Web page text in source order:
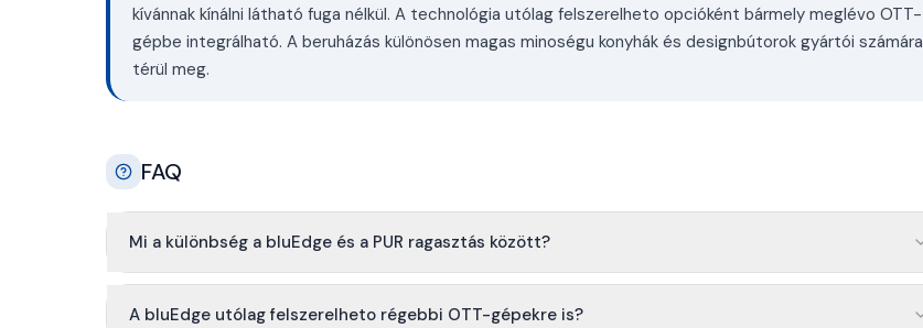
kívánnak kínálni látható fuga nélkül. A technológia utólag felszerelheto opcióként bármely meglévo OTT-
gépbe integrálható. A beruházás különösen magas minoségu konyhák és designbútorok gyártói számára
térül meg.
FAQ
Mi a különbség a bluEdge és a PUR ragasztás között?
A bluEdge utólag felszerelheto régebbi OTT-gépekre is?